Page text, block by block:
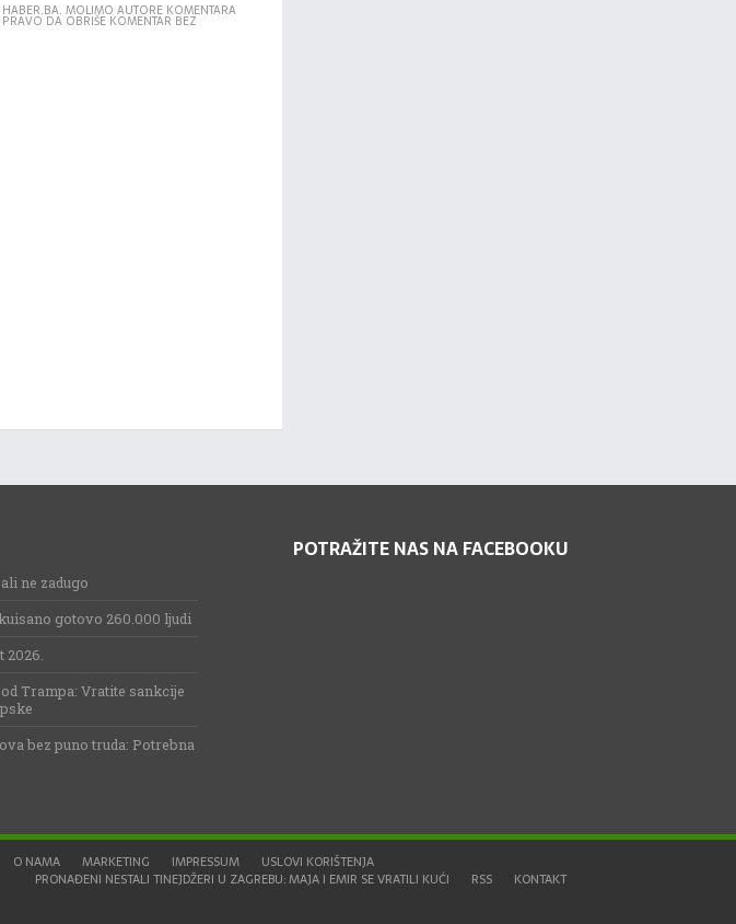
MOLIMO AUTORE KOMENTARA
DA OBRIŠE KOMENTAR BEZ
ne zadugo
gotovo 260.000 ljudi
Trampa: Vratite sankcije
bez puno truda: Potrebna
POTRAŽITE NAS NA FACEBOOKU
O NAMA MARKETING IMPRESSUM
USLOVI KORIŠTENJA
PRONAĐENI NESTALI TINEJDŽERI U ZAGREBU: MAJA I EMIR SE VRATILI KUĆI
RSS KONTAKT